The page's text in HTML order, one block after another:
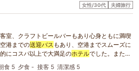
なり便利だと思います！
たが、ここを拠点にツーリングも楽しめるので
ル・クロワッサンというパン屋さんに行った
いながわに行ったりと楽しいツーリングができ
女性/30代 夫婦旅行
室、クラフトビールバーもあり心身ともに満喫
港までの送迎バス もあり、空港までスムーズに
にコスパ以上で大満足のホテルでした。また利
食 5 夕食 - 接客 5 清潔感 5